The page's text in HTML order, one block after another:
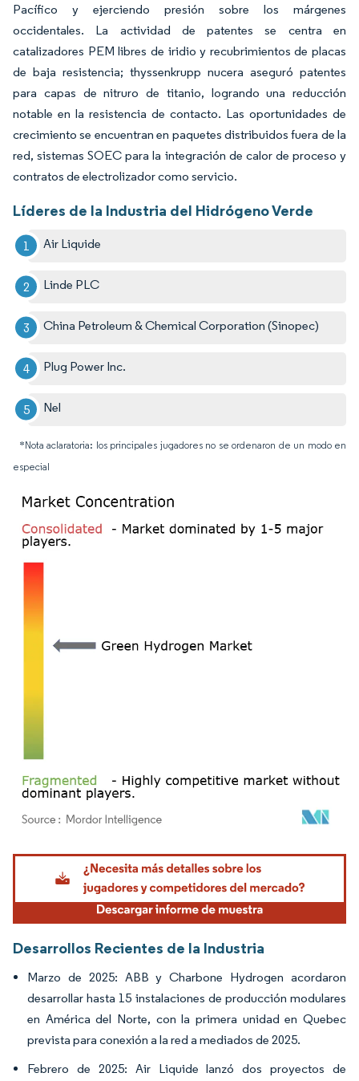
Pacífico y ejerciendo presión sobre los márgenes
occidentales. La actividad de patentes se centra en
catalizadores PEM libres de iridio y recubrimientos de placas
de baja resistencia; thyssenkrupp nucera aseguró patentes
para capas de nitruro de titanio, logrando una reducción
notable en la resistencia de contacto. Las oportunidades de
crecimiento se encuentran en paquetes distribuidos fuera de la
red, sistemas SOEC para la integración de calor de proceso y
contratos de electrolizador como servicio.
Líderes de la Industria del Hidrógeno Verde
Air Liquide
Linde PLC
China Petroleum & Chemical Corporation (Sinopec)
Plug Power Inc.
Nel
*Nota aclaratoria: los principales jugadores no se ordenaron de un modo en
especial
Imagen © Mordor Intelligence. El uso requiere atribución según CC BY 4.0.
Desarrollos Recientes de la Industria
Marzo de 2025: ABB y Charbone Hydrogen acordaron
desarrollar hasta 15 instalaciones de producción modulares
en América del Norte, con la primera unidad en Quebec
prevista para conexión a la red a mediados de 2025.
Febrero de 2025: Air Liquide lanzó dos proyectos de